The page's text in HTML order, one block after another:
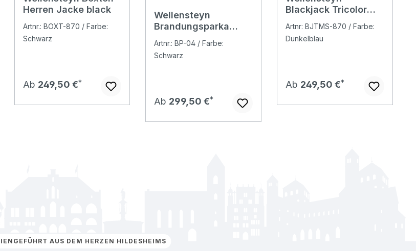
Herren Jacke black
Artnr.: BOXT-870 / Farbe:
Schwarz
Regulärer Preis:
Ab 249,50 €
Durchschnittliche Bewertung von 4.91 von 5 Sternen
Wellensteyn
Brandungsparka
Artnr.: BP-04 / Farbe:
Schwarz
Regulärer Preis:
Ab 299,50 €
Blackjack Tricolor
Jacke
darknavy/red/cocos
Artnr: BJTMS-870 / Farbe:
Dunkelblau
Regulärer Preis:
Ab 249,50 €
AUS DEM HERZEN HILDESHEIMS